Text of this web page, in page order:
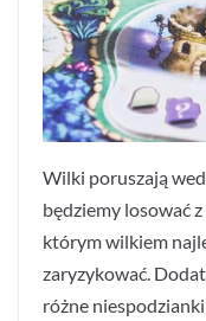
Wilki poruszają
będziemy losować z
którym wilkiem
zaryzykować.
różne